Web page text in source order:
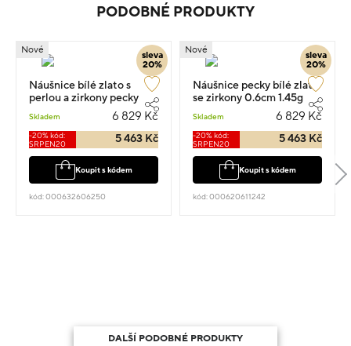
PODOBNÉ PRODUKTY
sleva
20%
Nové
Náušnice bílé zlato s
perlou a zirkony pecky
Skladem 6 829 Kč
-20% kód:
SRPEN20
5 463 Kč
Koupit s kódem
kód: 000632606250
sleva
20%
Nové
Náušnice pecky bílé zlato
se zirkony 0.6cm 1.45g
Skladem 6 829 Kč
-20% kód:
SRPEN20
5 463 Kč
Koupit s kódem
kód: 000620611242
DALŠÍ PODOBNÉ PRODUKTY